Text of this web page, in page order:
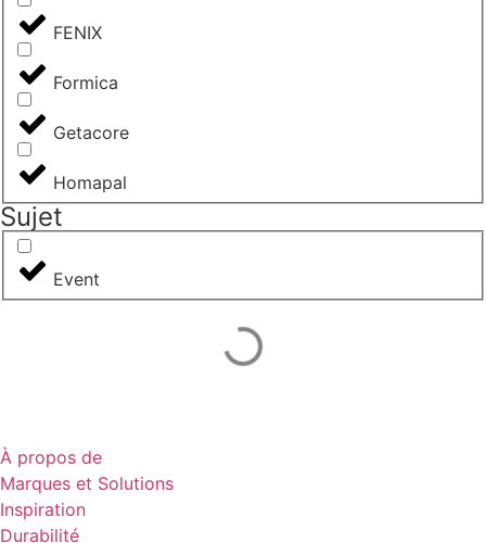
FENIX
Formica
Getacore
Homapal
Sujet
Event
À propos de
Marques et Solutions
Inspiration
Durabilité